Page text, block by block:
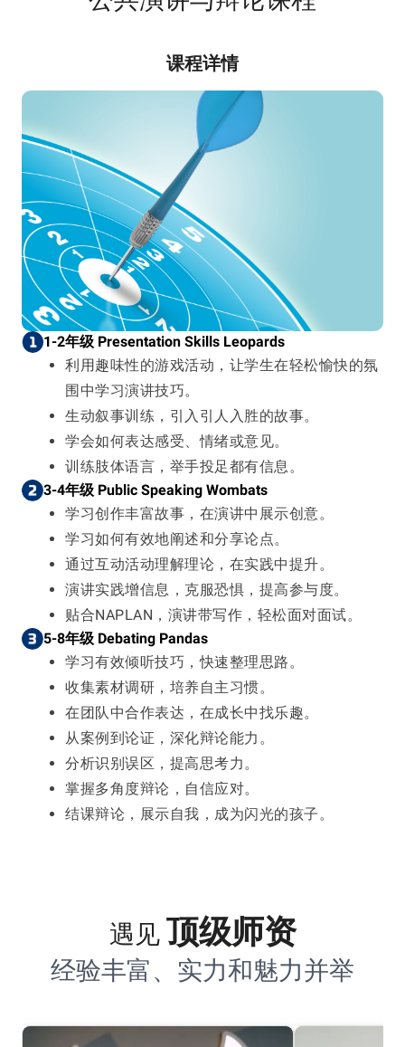
课程详情
1-2年级 Presentation Skills Leopards
利用趣味性的游戏活动，让学生在轻松愉快的氛
围中学习演讲技巧。
生动叙事训练，引入引人入胜的故事。
学会如何表达感受、情绪或意见。
训练肢体语言，举手投足都有信息。
3-4年级 Public Speaking Wombats
学习创作丰富故事，在演讲中展示创意。
学习如何有效地阐述和分享论点。
通过互动活动理解理论，在实践中提升。
演讲实践增信息，克服恐惧，提高参与度。
贴合NAPLAN，演讲带写作，轻松面对面试。
5-8年级 Debating Pandas
学习有效倾听技巧，快速整理思路。
收集素材调研，培养自主习惯。
在团队中合作表达，在成长中找乐趣。
从案例到论证，深化辩论能力。
分析识别误区，提高思考力。
掌握多角度辩论，自信应对。
结课辩论，展示自我，成为闪光的孩子。
遇见 顶级师资
经验丰富、实力和魅力并举